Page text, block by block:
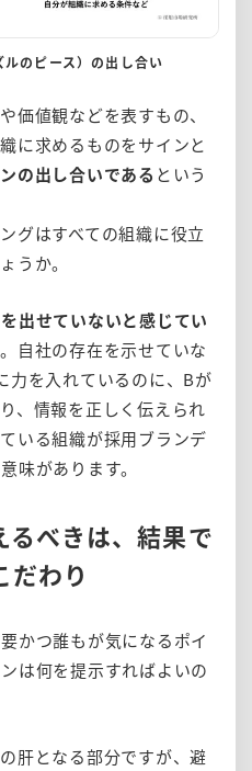
のピース）の出し合い
価値観などを表すもの、
に求めるものをサインと
の出し合いである という
グはすべての組織に役立
うか。
出せていないと感じてい
自社の存在を示せていな
力を入れているのに、Bが
、情報を正しく伝えられ
いる組織が採用ブランデ
味があります。
るべきは、結果で
だわり
かつ誰もが気になるポイ
は何を提示すればよいの
肝となる部分ですが、避